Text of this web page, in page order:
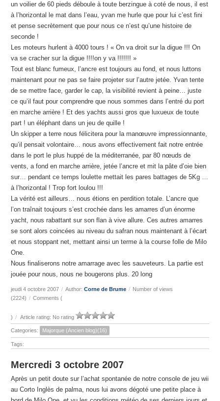
un voilier de 60 pieds déboule à toute berzingue à coté de nous, il est
à l’horizontal le mat dans l’eau, yvan me hurle que pour lui c’est fini
et pense secrètement que pour nous ce n’est qu’une histoire de
seconde !
Les moteurs hurlent à 4000 tours ! « On va droit sur la digue !!! On
va se cracher sur la digue !!!!on y va !!!!!!! »
Tout est blanc fumeux, l’ancre est toujours au fond, et nous luttons
maintenant pour ne pas se faire projeter sur l’autre jetée. Yvan tente
de se mettre face, garder le cap, la visibilité revient à peine… juste
ce qu’il faut pour comprendre que nous sommes dans l’entré du port
en marche arrière ! Et des yachts aussi gros que luxueux de toute
part ! un éléphant dans un jeu de quille !
Un skipper a terre nous félicitera pour la manœuvre impressionnante,
qu’il pensait volontaire… nous avons effectivement fait notre entrée
dans le port le plus huppé de la méditerranée, par 80 nœuds de
vents, a fond en marche arrière, jetée l’ancre et mit la pâte d’oie bien
sur… pendant ce temps loulette mettait les pares battages de 5Kg …
à l’horizontal ! Trop fort loulou !!!
La vérité est ailleurs… nous étions en perdition totale. L’ancre que
l’on traînait toujours s’est crochée dans les amarres d’un énorme
yacht, nous rabattant sur son flan à vive allure. Ces autres amarres
se sont alors coincées au niveau du safran nous maintenant à l’écart
et nous stoppant net, mettant ainsi un terme à la course folle de Milo
One.
Nous finaliserons notre amarrage avec les sauveteurs. La partie est
jouée pour nous, nous ne bougerons plus. 20 long
jeudi 4 octobre 2007 / Author:Corne de Brume / Number of views
(2224) / Comments (
) / Article rating: No rating
Categories: Majorque (Ancien blog)(16)
Tags:
Mercredi 3 octobre 2007
Après un petit doute sur l’achat spontanée de notre console de jeu wii
au Corto Inglès de palma, nous lui avons dégoté une petite place à